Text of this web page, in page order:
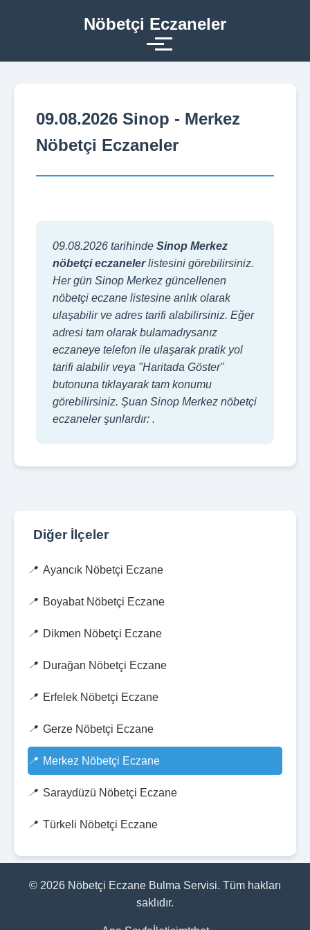
Nöbetçi Eczaneler
09.08.2026 Sinop - Merkez
Nöbetçi Eczaneler
09.08.2026 tarihinde Sinop Merkez
nöbetçi eczanelerlistesini görebilirsiniz.
Her gün Sinop Merkez güncellenen
nöbetçi eczane listesine anlık olarak
ulaşabilir ve adres tarifi alabilirsiniz. Eğer
adresi tam olarak bulamadıysanız
eczaneye telefon ile ulaşarak pratik yol
tarifi alabilir veya "Haritada Göster"
butonuna tıklayarak tam konumu
görebilirsiniz. Şuan Sinop Merkez nöbetçi
eczaneler şunlardır: .
Diğer İlçeler
Ayancık Nöbetçi Eczane
Boyabat Nöbetçi Eczane
Dikmen Nöbetçi Eczane
Durağan Nöbetçi Eczane
Erfelek Nöbetçi Eczane
Gerze Nöbetçi Eczane
Merkez Nöbetçi Eczane
Saraydüzü Nöbetçi Eczane
Türkeli Nöbetçi Eczane
© 2026 Nöbetçi Eczane Bulma Servisi. Tüm hakları
saklıdır.